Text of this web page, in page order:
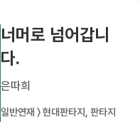
너머로 넘어갑니
다.
은따희
일반연재 〉 현대판타지, 판타지